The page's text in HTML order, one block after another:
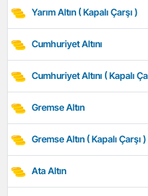
Yarım Altın ( Kapalı Çarşı )
Cumhuriyet Altını
Cumhuriyet Altını ( Kapalı
Gremse Altın
Gremse Altın ( Kapalı Çarşı )
Ata Altın